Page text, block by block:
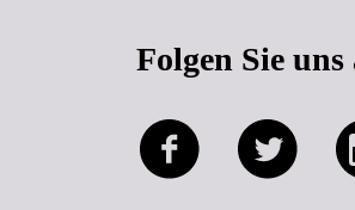
Folgen Sie uns